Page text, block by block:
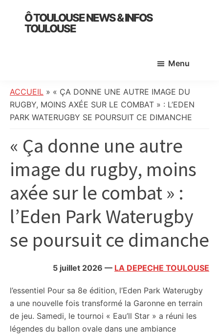
primary
Ô TOULOUSE NEWS & INFOS
TOULOUSE
:
info
locale,
culture,
politique,
météo,
divers
initiatives
Menu
ACCUEIL » « ÇA DONNE UNE AUTRE IMAGE DU
RUGBY, MOINS AXÉE SUR LE COMBAT » : L’EDEN
PARK WATERUGBY SE POURSUIT CE DIMANCHE
« Ça donne une autre
image du rugby, moins
axée sur le combat » :
l’Eden Park Waterugby
se poursuit ce dimanche
5 juillet 2026 — LA DEPECHE TOULOUSE
l’essentiel Pour sa 8e édition, l’Eden Park Waterugby
a une nouvelle fois transformé la Garonne en terrain
de jeu. Samedi, le tournoi « Eau’ll Star » a réuni les
légendes du ballon ovale dans une ambiance